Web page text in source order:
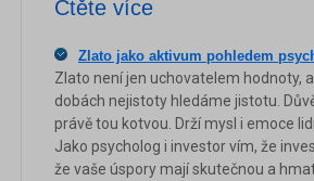
Čtěte více
Zlato jako aktivum pohledem
Zlato není jen uchovatelem hodnoty,
dobách nejistoty hledáme jistotu.
právě tou kotvou. Drží mysl i emoce
Jako psycholog i investor vím, že
že vaše úspory mají skutečnou a